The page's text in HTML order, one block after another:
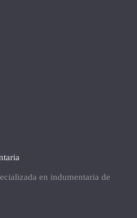
en indumentaria de